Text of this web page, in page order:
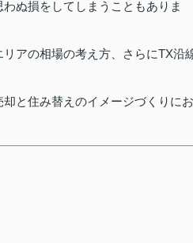
ぬ損をしてしまうこともありま
アの相場の考え方、さらにTX沿
と住み替えのイメージづくりにお